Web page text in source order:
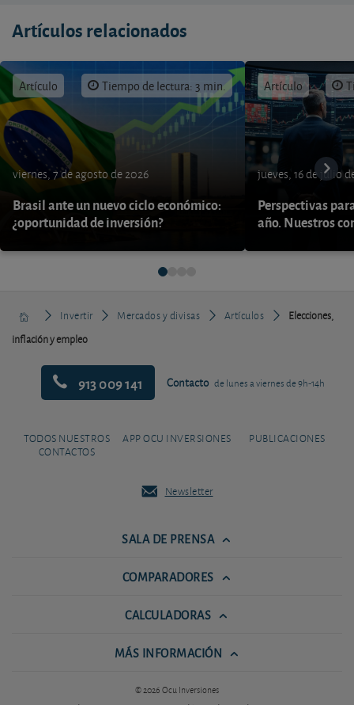
Artículos relacionados
Artículo Tiempo de lectura: 3 min.
viernes, 7 de agosto de 2026
Brasil ante un nuevo ciclo económico:
¿oportunidad de inversión?
Artículo
jueves, 16 de julio
Perspectivas
año. Nuestros
Invertir Mercados y divisas Artículos
Elecciones,
inflación y empleo
913 009 141 Contacto de lunes a viernes de 9h-14h
TODOS NUESTROS
CONTACTOS
APP OCU INVERSIONES PUBLICACIONES
Newsletter
SALA DE PRENSA
COMPARADORES
CALCULADORAS
MÁS INFORMACIÓN
© 2026 Ocu Inversiones